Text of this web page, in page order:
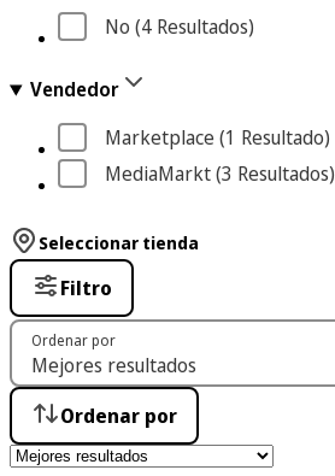
No (4 Resultados)
Vendedor
Marketplace (1 Resultado)
MediaMarkt (3 Resultados)
Seleccionar tienda
Filtro
Ordenar por
Ordenar por